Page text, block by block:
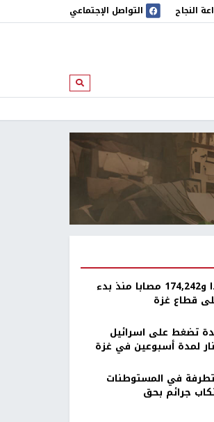
النجاح التواصل الإجتماعي
ابحث
73,384 شهيدا و174,242 مصابا منذ بدء
قطاع غزة
تضغط على اسرائيل
لمدة أسبوعين في غزة
في المستوطنات
جرائم بحق